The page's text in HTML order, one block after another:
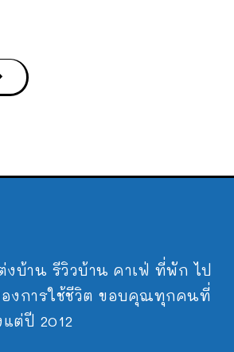
งบ้าน รีวิวบ้าน คาเฟ่ ที่พัก ไป
งการใช้ชีวิต ขอบคุณทุกคนที่
ต่ปี 2012